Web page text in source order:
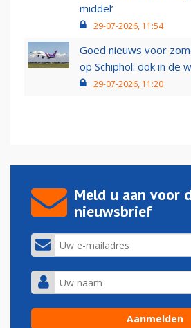
middel’
29-07-2026, 11:54
Goed nieuws voor
op Schiphol: ook in de
29-07-2026, 11:20
Meld u aan voor
nieuwsbrief